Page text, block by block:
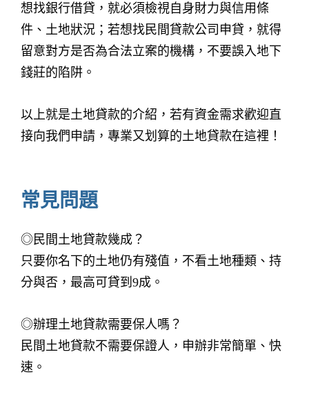
想找銀行借貸，就必須檢視自身財力與信用條
件、土地狀況；若想找民間貸款公司申貸，就得
留意對方是否為合法立案的機構，不要誤入地下
錢莊的陷阱。
以上就是土地貸款的介紹，若有資金需求歡迎直
接向我們申請，專業又划算的土地貸款在這裡！
常見問題
◎民間土地貸款幾成？
只要你名下的土地仍有殘值，不看土地種類、持
分與否，最高可貸到9成。
◎辦理土地貸款需要保人嗎？
民間土地貸款不需要保證人，申辦非常簡單、快
速。